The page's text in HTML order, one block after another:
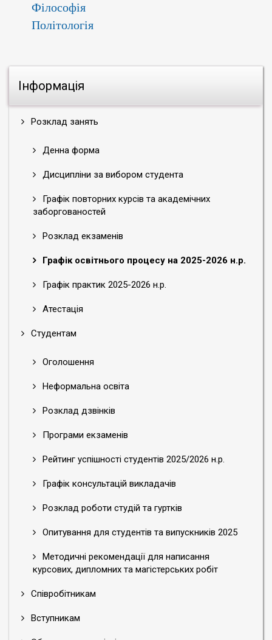
Інформація
Розклад занять
Денна форма
Дисципліни за вибором студента
Графік повторних курсів та академічних
заборгованостей
Розклад екзаменів
Графік освітнього процесу на 2025-2026 н.р.
Графік практик 2025-2026 н.р.
Атестація
Студентам
Оголошення
Неформальна освіта
Розклад дзвінків
Програми екзаменів
Рейтинг успішності студентів 2025/2026 н.р.
Графік консультацій викладачів
Розклад роботи студій та гуртків
Опитування для студентів та випускників 2025
Методичні рекомендації для написання
курсових, дипломних та магістерських робіт
Співробітникам
Вступникам
Філософія
Політологія